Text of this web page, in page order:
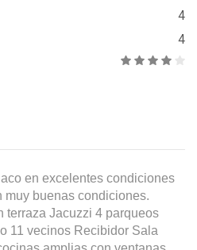
4
4
en excelentes condiciones
muy buenas condiciones.
terraza Jacuzzi 4 parqueos
11 vecinos Recibidor Sala